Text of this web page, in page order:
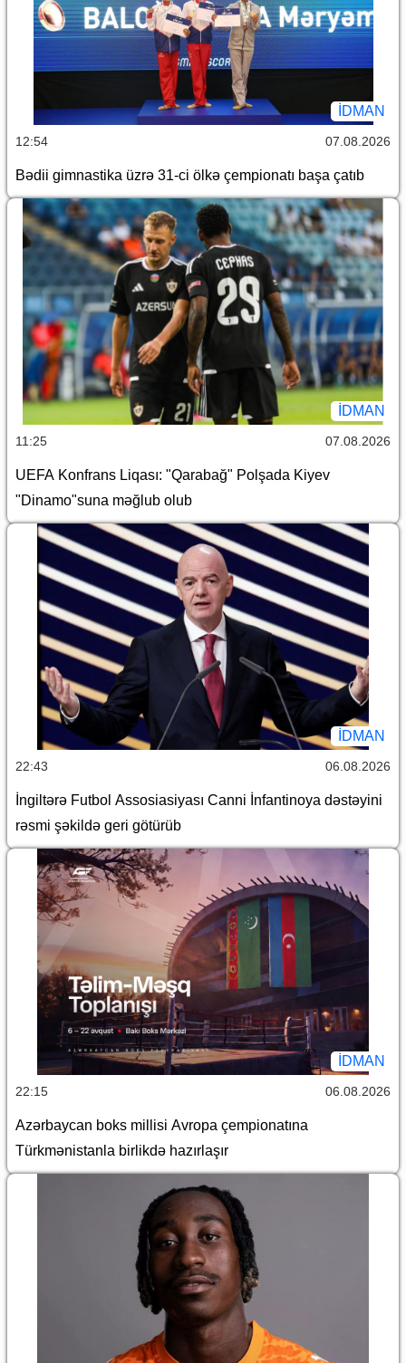
İDMAN
12:54 07.08.2026
Bədii gimnastika üzrə 31-ci ölkə çempionatı başa çatıb
İDMAN
11:25 07.08.2026
UEFA Konfrans Liqası: "Qarabağ" Polşada Kiyev
"Dinamo"suna məğlub olub
İDMAN
22:43 06.08.2026
İngiltərə Futbol Assosiasiyası Canni İnfantinoya dəstəyini
rəsmi şəkildə geri götürüb
İDMAN
22:15 06.08.2026
Azərbaycan boks millisi Avropa çempionatına
Türkmənistanla birlikdə hazırlaşır